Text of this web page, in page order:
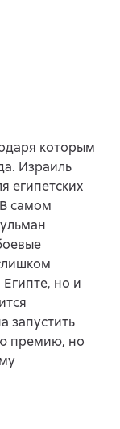
которым
Израиль
египетских
самом
но и
запустить
премию, но